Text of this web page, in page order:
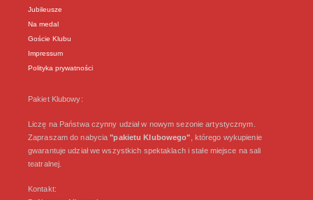
Jubileusze
Na medal
Goście Klubu
Impressum
Polityka prywatności
Pakiet Klubowy:
Liczę na Państwa czynny udział w nowym sezonie artystycznym.
Zapraszam do nabycia"pakietu Klubowego" , którego wykupienie
gwarantuje udział we wszystkich spektaklach i stałe miejsce na sali
teatralnej.
Kontakt: